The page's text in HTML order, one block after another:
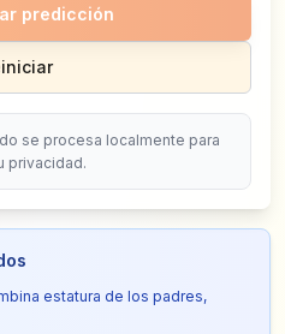
predicción
se procesa localmente para
privacidad.
estatura de los padres,